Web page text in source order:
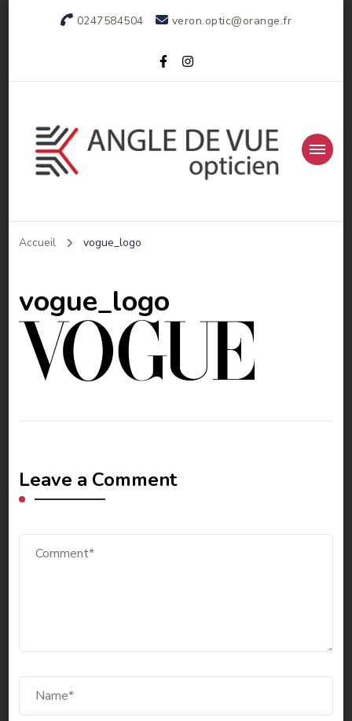
0247584504 veron.optic@orange.fr
Accueil vogue_logo
vogue_logo
Leave a Comment